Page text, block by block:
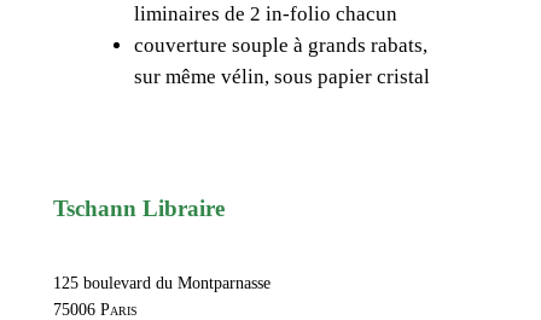
liminaires de 2 in-folio chacun
couverture souple à grands rabats,
sur même vélin, sous papier cristal
Tschann Libraire
125 boulevard du Montparnasse
75006 Paris